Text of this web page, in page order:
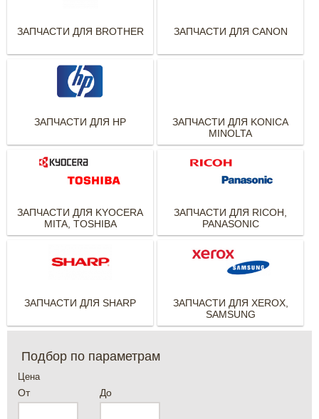
ЗАПЧАСТИ ДЛЯ BROTHER ЗАПЧАСТИ ДЛЯ CANON
ЗАПЧАСТИ ДЛЯ HP
ЗАПЧАСТИ ДЛЯ KONICA
MINOLTA
ЗАПЧАСТИ ДЛЯ KYOCERA
MITA, TOSHIBA
ЗАПЧАСТИ ДЛЯ RICOH,
PANASONIC
ЗАПЧАСТИ ДЛЯ SHARP
ЗАПЧАСТИ ДЛЯ XEROX,
SAMSUNG
Подбор по параметрам
Цена
От До